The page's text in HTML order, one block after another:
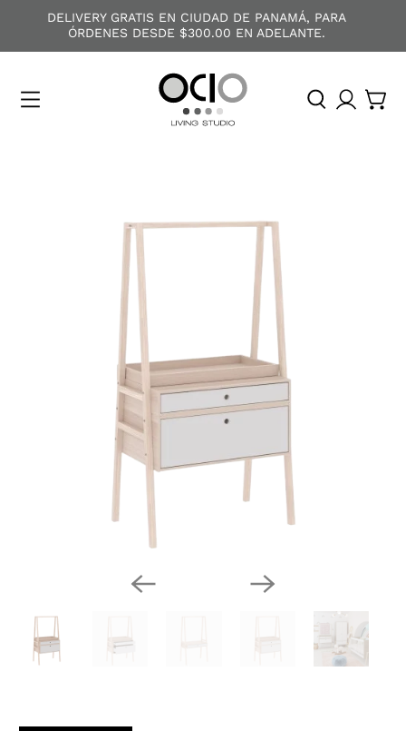
DELIVERY GRATIS EN CIUDAD DE PANAMÁ, PARA
ÓRDENES DESDE $300.00 EN ADELANTE.